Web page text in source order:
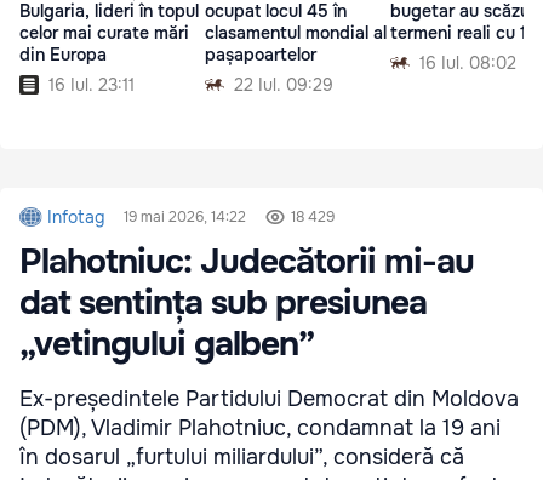
Bulgaria, lideri în topul
celor mai curate mări
din Europa
16 Iul. 23:11
ocupat locul 45 în
clasamentul mondial al
pașapoartelor
22 Iul. 09:29
bugetar au scăzut
termeni reali cu
16 Iul. 08:02
Infotag 19 mai 2026, 14:22 18 429
Plahotniuc: Judecătorii mi-au
dat sentința sub presiunea
„vetingului galben”
Ex-președintele Partidului Democrat din Moldova
(PDM), Vladimir Plahotniuc, condamnat la 19 ani
în dosarul „furtului miliardului”, consideră că